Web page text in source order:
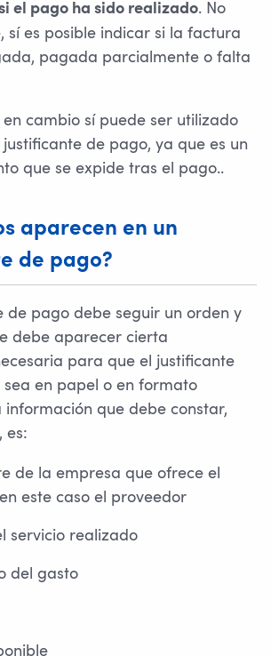
el pago ha sido realizado. No
sí es posible indicar si la factura
pagada parcialmente o falta
en cambio sí puede ser utilizado
justificante de pago, ya que es un
que se expide tras el pago..
aparecen en un
de pago?
de pago debe seguir un orden y
debe aparecer cierta
para que el justificante
sea en papel o en formato
información que debe constar,
es:
de la empresa que ofrece el
este caso el proveedor
servicio realizado
del gasto